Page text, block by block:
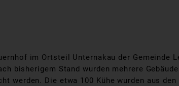
im Ortsteil Unternakau der Gemeinde
bisherigem Stand wurden mehrere
werden. Die etwa 100 Kühe wurden aus